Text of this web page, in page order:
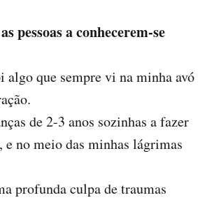
pessoas a conhecerem-se
algo que sempre vi na minha avó
de 2-3 anos sozinhas a fazer
e no meio das minhas lágrimas
profunda culpa de traumas